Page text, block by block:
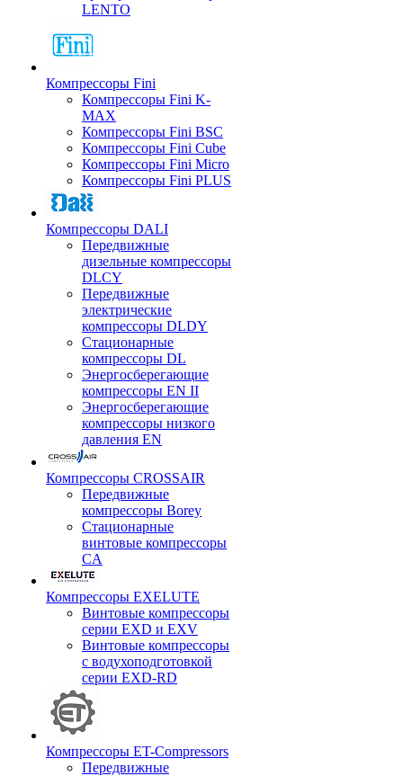
LENTO
Компрессоры Fini
Компрессоры Fini K-
MAX
Компрессоры Fini BSC
Компрессоры Fini Cube
Компрессоры Fini Micro
Компрессоры Fini PLUS
Компрессоры DALI
Передвижные
дизельные компрессоры
DLCY
Передвижные
электрические
компрессоры DLDY
Стационарные
компрессоры DL
Энергосберегающие
компрессоры EN II
Энергосберегающие
компрессоры низкого
давления EN
Компрессоры CROSSAIR
Передвижные
компрессоры Borey
Стационарные
винтовые компрессоры
CA
Компрессоры EXELUTE
Винтовые компрессоры
серии EXD и EXV
Винтовые компрессоры
с водухоподготовкой
серии EXD-RD
Компрессоры ET-Compressors
Передвижные